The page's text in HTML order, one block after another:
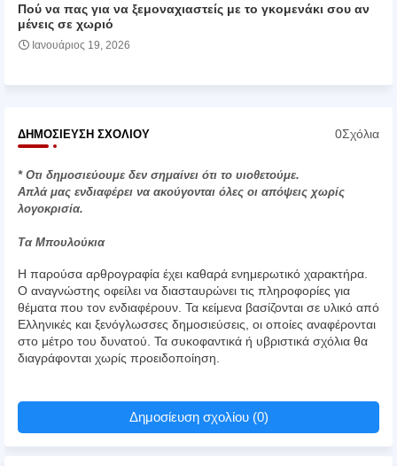
Πού να πας για να ξεμοναχιαστείς με το γκομενάκι σου αν
μένεις σε χωριό
Ιανουάριος 19, 2026
ΔΗΜΟΣΊΕΥΣΗ ΣΧΟΛΊΟΥ 0Σχόλια
* Οτι δημοσιεύουμε δεν σημαίνει ότι το υιοθετούμε.
Απλά μας ενδιαφέρει να ακούγονται όλες οι απόψεις χωρίς
λογοκρισία.
Τα Μπουλούκια
Η παρούσα αρθρογραφία έχει καθαρά ενημερωτικό χαρακτήρα.
Ο αναγνώστης οφείλει να διασταυρώνει τις πληροφορίες για
θέματα που τον ενδιαφέρουν. Τα κείμενα βασίζονται σε υλικό από
Ελληνικές και ξενόγλωσσες δημοσιεύσεις, οι οποίες αναφέρονται
στο μέτρο του δυνατού. Τα συκοφαντικά ή υβριστικά σχόλια θα
διαγράφονται χωρίς προειδοποίηση.
Δημοσίευση σχολίου (0)